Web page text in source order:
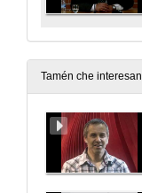
Tamén che interesan